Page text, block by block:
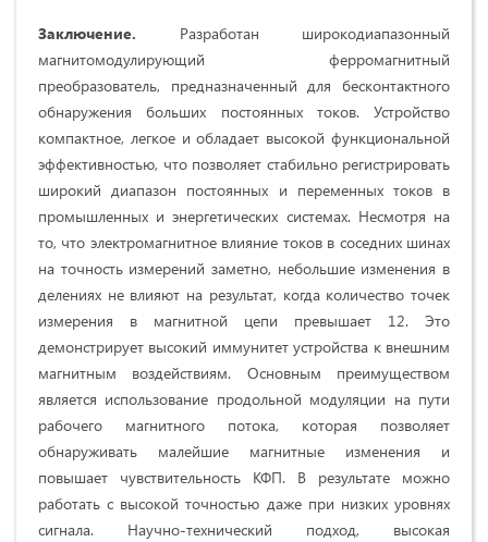
Заключение. Разработан широкодиапазонный
магнитомодулирующий ферромагнитный
преобразователь, предназначенный для бесконтактного
обнаружения больших постоянных токов. Устройство
компактное, легкое и обладает высокой функциональной
эффективностью, что позволяет стабильно регистрировать
широкий диапазон постоянных и переменных токов в
промышленных и энергетических системах. Несмотря на
то, что электромагнитное влияние токов в соседних шинах
на точность измерений заметно, небольшие изменения в
делениях не влияют на результат, когда количество точек
измерения в магнитной цепи превышает 12. Это
демонстрирует высокий иммунитет устройства к внешним
магнитным воздействиям. Основным преимуществом
является использование продольной модуляции на пути
рабочего магнитного потока, которая позволяет
обнаруживать малейшие магнитные изменения и
повышает чувствительность КФП. В результате можно
работать с высокой точностью даже при низких уровнях
сигнала. Научно-технический подход, высокая